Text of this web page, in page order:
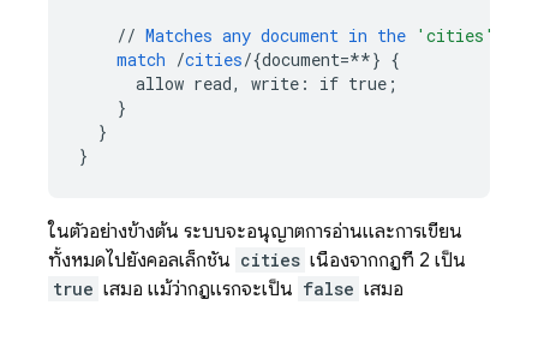
// Matches any document in the 'cities'
match /cities/{document=**} {
allow read, write : if true ;
}
}
}
ในตัวอย่างข้างต้น ระบบจะอนุญาตการอ่านและการเขียน
ทั้งหมดไปยังคอลเล็กชัน cities เนื่องจากกฎที่ 2 เป็น
true เสมอ แม้ว่ากฎแรกจะเป็น false เสมอ